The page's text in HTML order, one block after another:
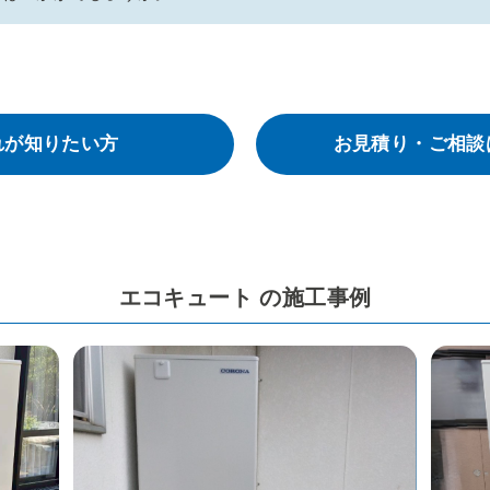
が知りたい方 お見積り・ご相
エコキュート の施工事例